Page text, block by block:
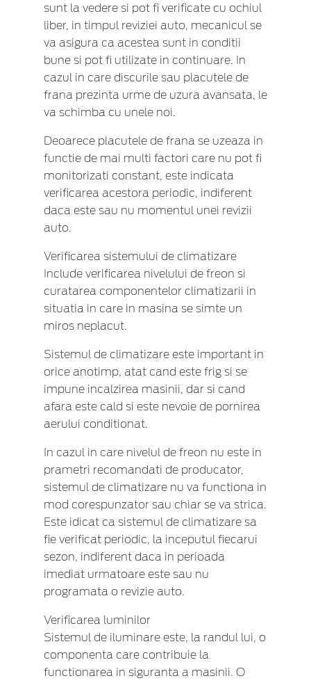
sunt la vedere si pot fi verificate cu ochiul
liber, in timpul reviziei auto, mecanicul se
va asigura ca acestea sunt in conditii
bune si pot fi utilizate in continuare. In
cazul in care discurile sau placutele de
frana prezinta urme de uzura avansata, le
va schimba cu unele noi.
Deoarece placutele de frana se uzeaza in
functie de mai multi factori care nu pot fi
monitorizati constant, este indicata
verificarea acestora periodic, indiferent
daca este sau nu momentul unei revizii
auto.
Verificarea sistemului de climatizare
Include verificarea nivelului de freon si
curatarea componentelor climatizarii in
situatia in care in masina se simte un
miros neplacut.
Sistemul de climatizare este important in
orice anotimp, atat cand este frig si se
impune incalzirea masinii, dar si cand
afara este cald si este nevoie de pornirea
aerului conditionat.
In cazul in care nivelul de freon nu este in
prametri recomandati de producator,
sistemul de climatizare nu va functiona in
mod corespunzator sau chiar se va strica.
Este idicat ca sistemul de climatizare sa
fie verificat periodic, la inceputul fiecarui
sezon, indiferent daca in perioada
imediat urmatoare este sau nu
programata o revizie auto.
Verificarea luminilor
Sistemul de iluminare este, la randul lui, o
componenta care contribuie la
functionarea in siguranta a masinii. O